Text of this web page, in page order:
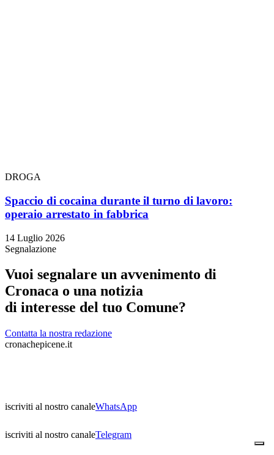
DROGA
Spaccio di cocaina durante il turno di lavoro:
operaio arrestato in fabbrica
14 Luglio 2026
Segnalazione
Vuoi segnalare un avvenimento di
Cronaca o una notizia
di interesse del tuo Comune?
Contatta la nostra redazione
cronachepicene.it
iscriviti al nostro canaleWhatsApp
iscriviti al nostro canaleTelegram